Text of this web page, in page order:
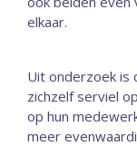
elkaar.
Uit onderzoek is
zichzelf serviel
op hun
meer